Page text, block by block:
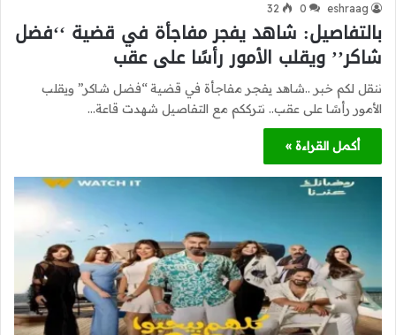
eshraag
0
32
بالتفاصيل: شاهد يفجر مفاجأة في قضية ‘‘فضل
شاكر’’ ويقلب الأمور رأسًا على عقب
ننقل لكم خبر ..شاهد يفجر مفاجأة في قضية ‘‘فضل شاكر’’ ويقلب
الأمور رأسًا على عقب.. نترككم مع التفاصيل شهدت قاعة…
أكمل القراءة »